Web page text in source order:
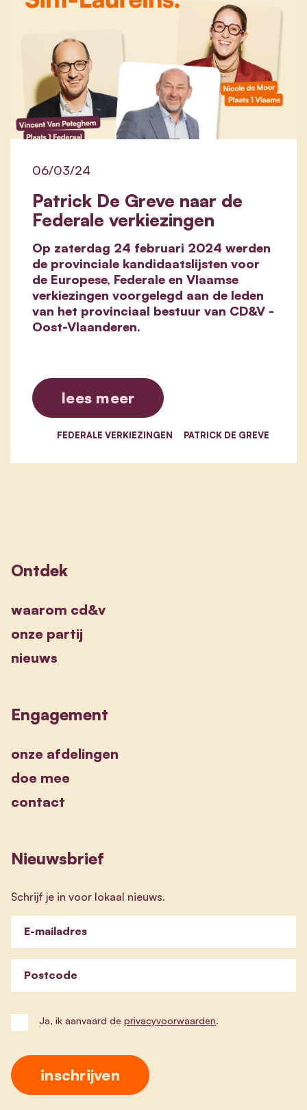
Patrick De Greve naar de
Federale verkiezingen
06/03/24
Op zaterdag 24 februari 2024 werden
de provinciale kandidaatslijsten voor
de Europese, Federale en Vlaamse
verkiezingen voorgelegd aan de leden
van het provinciaal bestuur van CD&V -
Oost-Vlaanderen.
lees meer
FEDERALE VERKIEZINGEN PATRICK DE GREVE
Ontdek
waarom cd&v
onze partij
nieuws
Engagement
onze afdelingen
doe mee
contact
Nieuwsbrief
Schrijf je in voor lokaal nieuws.
E-mailadres
Postcode
Ja, ik aanvaard de privacyvoorwaarden.